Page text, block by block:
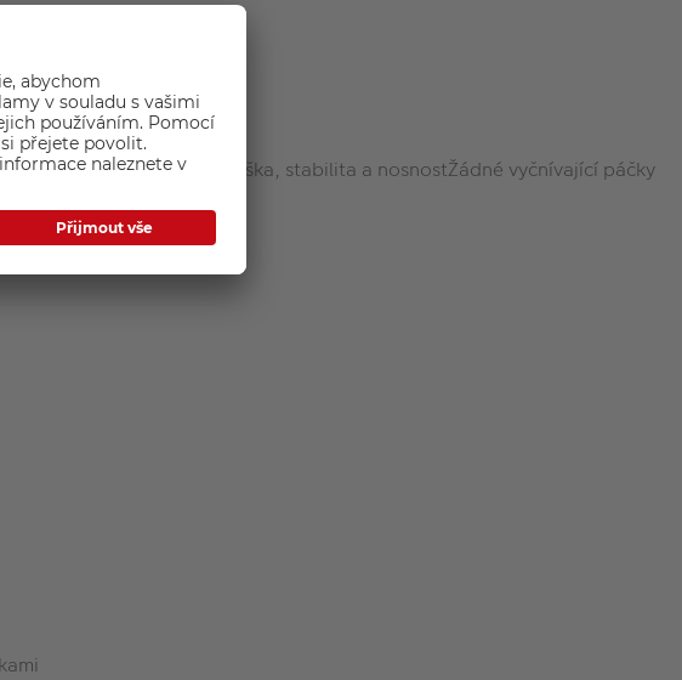
by byla obětována výška, stabilita a nosnostŽádné vyčnívající páčky